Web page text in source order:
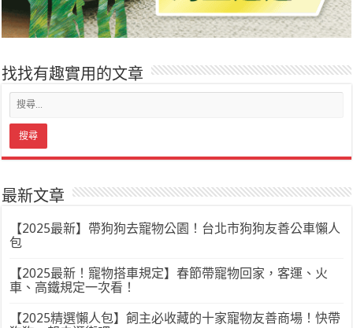
找找有趣實用的文章
最新文章
【2025最新】帶狗狗去寵物公園！台北市狗狗友善公車懶人
包
【2025最新！寵物搭車規定】春節帶寵物回家，客運、火
車、高鐵規定一次看！
【2025精選懶人包】飼主必收藏的十家寵物友善商場！快帶